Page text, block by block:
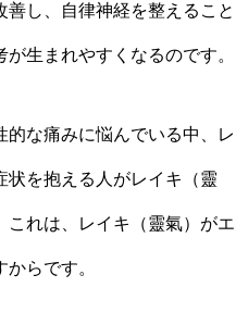
し、自律神経を整えること
生まれやすくなるのです。
な痛みに悩んでいる中、レ
状を抱える人がレイキ（靈
れは、レイキ（靈氣）がエ
らです。